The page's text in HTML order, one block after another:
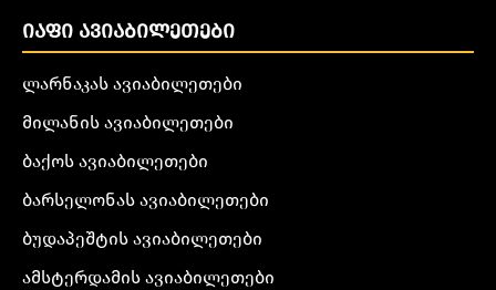
ᲘᲐᲤᲘ ᲐᲕᲘᲐᲑᲘᲚᲔᲗᲔᲑᲘ
ლარნაკას ავიაბილეთები
მილანის ავიაბილეთები
ბაქოს ავიაბილეთები
ბარსელონას ავიაბილეთები
ბუდაპეშტის ავიაბილეთები
ამსტერდამის ავიაბილეთები